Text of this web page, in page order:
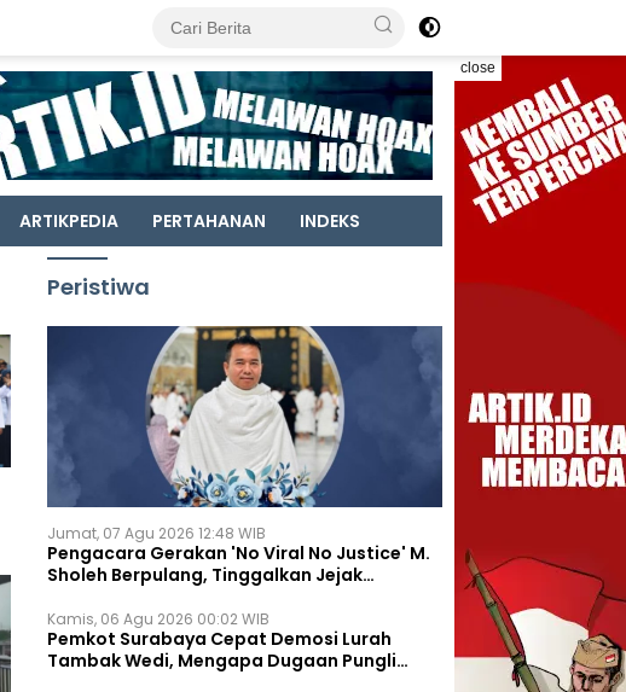
close
ARTIKPEDIA PERTAHANAN INDEKS
Peristiwa
Jumat, 07 Agu 2026 12:48 WIB
Pengacara Gerakan 'No Viral No Justice' M.
Sholeh Berpulang, Tinggalkan Jejak
Kamis, 06 Agu 2026 00:02 WIB
Pemkot Surabaya Cepat Demosi Lurah
Tambak Wedi, Mengapa Dugaan Pungli